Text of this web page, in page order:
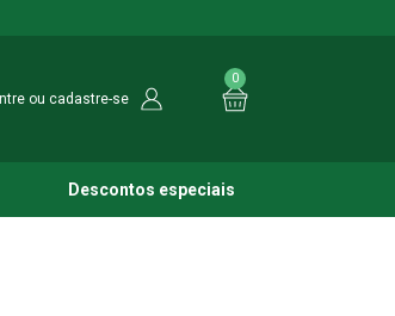
ou cadastre-se
0
Descontos especiais